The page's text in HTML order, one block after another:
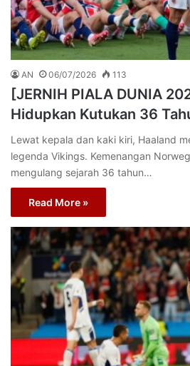
AN 06/07/2026 113
[JERNIH PIALA DUNIA
Hidupkan Kutukan 36
Lewat kepala dan kaki kiri, Haaland
legenda Vikings. Kemenangan
mengulang sejarah 36 tahun…
Read More »